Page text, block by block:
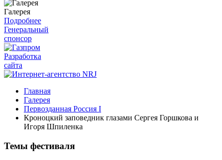
Галерея
Подробнее
Генеральный
спонсор
Разработка
сайта
Главная
Галерея
Первозданная Россия I
Кроноцкий заповедник глазами Сергея Горшкова и
Игоря Шпиленка
Темы фестиваля